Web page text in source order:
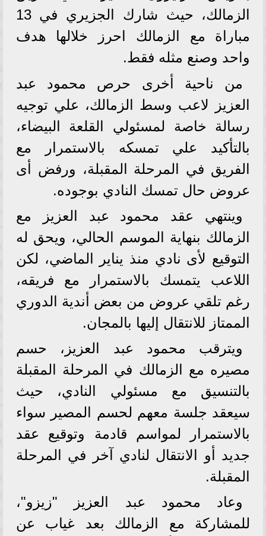
الزمالك، حيث شارك الجزيري في 13
مباراة مع الزمالك احرز خلالها هدف
واحد وصنع مثله فقط.
من ناحية أخرى حرص محمود عبد
العزيز لاعب وسط الزمالك، علي توجيه
رسالة خاصة لمسئولي القلعة البيضاء،
بالتأكيد علي تمسكه بالاستمرار مع
الفريق في المرحلة المقبلة، ورفض أى
عروض حال تمسك النادي بوجوده.
وينتهي عقد محمود عبد العزيز مع
الزمالك بنهاية الموسم الحالي، ويحق له
التوقيع لأى نادي منذ يناير الماضي، لكن
اللاعب يتمسك بالاستمرار مع فريقه،
رغم تلقي عروض من بعض أندية الدوري
الممتاز للانتقال إليها بالمجان.
ويترقب محمود عبد العزيز، حسم
مصيره مع الزمالك في المرحلة المقبلة
بالتنسيق مع مسئولي النادي، حيث
سيعقد جلسة معهم لحسم المصير سواء
بالاستمرار لمواسم قادمة وتوقيع عقد
جديد أو الانتقال لنادي آخر في المرحلة
المقبلة.
وعاد محمود عبد العزيز "زيزو"،
للمشاركة مع الزمالك بعد غياب عن